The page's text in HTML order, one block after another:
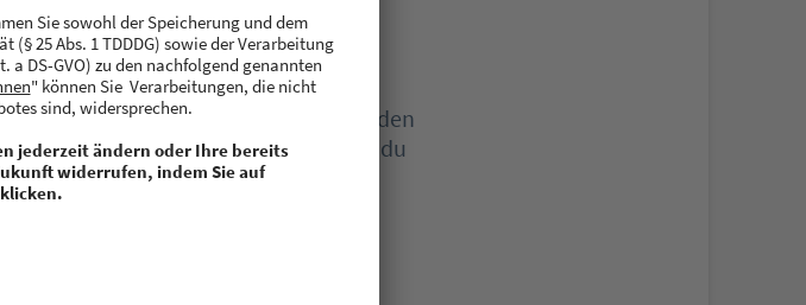
#ticketserworben werden.
mit der Xing-Anmeldebestätigung den
Als Teilnehmer:in hast du
16.00 und 17.00 Uhr die